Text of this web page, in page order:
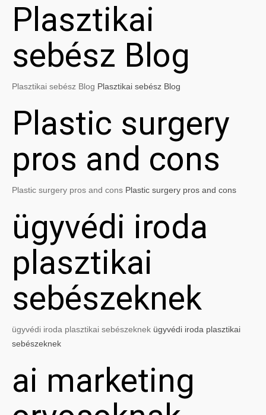
Plasztikai
sebész Blog
Plasztikai sebész Blog Plasztikai sebész Blog
Plastic surgery
pros and cons
Plastic surgery pros and cons Plastic surgery pros and cons
ügyvédi iroda
plasztikai
sebészeknek
ügyvédi iroda plasztikai sebészeknek ügyvédi iroda plasztikai
sebészeknek
ai marketing